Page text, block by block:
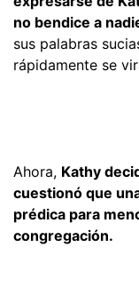
no bendice a
sus palabras
rápidamente se
Ahora, Kathy
cuestionó que
prédica para
congregación.